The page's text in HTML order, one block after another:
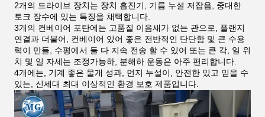
2개의 드라이브 장치는 장치 흡진기, 기름 누설 저잡음, 중대한
토크 장수에 있는 특징을 채택합니다.
3개의 컨베이어 포탄에는 고품질 이음새가 없는 관으로, 플랜지
연결과 더불어, 컨베이어 있어 좋은 전반적인 단단함 및 큰 수용
력이 만들, 수평에서 둘 다 지속 전송 할 수 있어 또는 큰 각, 일 위
치 및 일 자세는 조정가능하, 분해하 운동은 아주 편리합니다.
4개에는, 기계 좋은 물개 성과, 먼지 누설이, 안전한 있고 믿을 수
있는, 신세대 최대 이상적인 환경 보호 제품입니다.